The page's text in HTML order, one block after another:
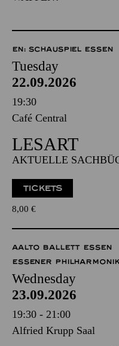
EN: SCHAUSPIEL ESSEN
Tuesday
22.09.2026
19:30
Café Central
LESART
AKTUELLE
TICKETS
8,00 €
AALTO BALLETT ESSEN
ESSENER
Wednesday
23.09.2026
19:30 - 21:00
Alfried Krupp Saal